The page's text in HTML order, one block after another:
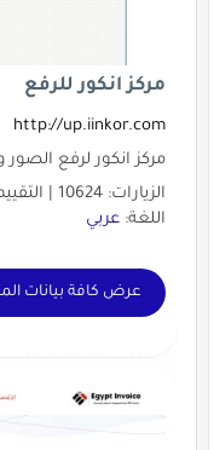
مركز انكور للرفع
http://up.iinkor.com
مركز انكور لرفع الصور
الزيارات: 10624 | التقييم: 5 | المقيّمين: 2 | الدولة:
اللغة: عربي
عرض كافة بيانات